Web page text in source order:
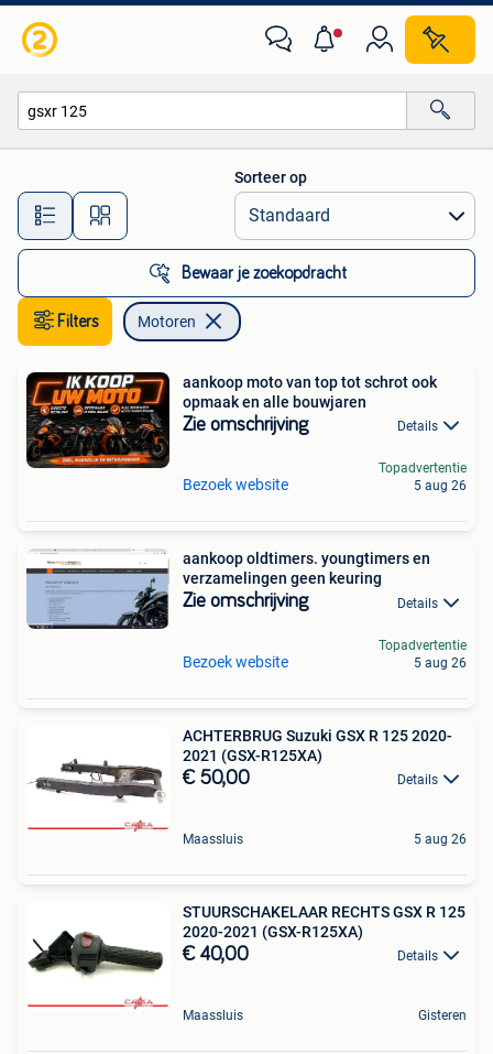
Alle afstanden…
Sorteer op
Bewaar je zoekopdracht
Filters Motoren
aankoop moto van top tot schrot ook
opmaak en alle bouwjaren
Zie omschrijving Details
Bezoek website
Topadvertentie
5 aug 26
aankoop oldtimers. youngtimers en
verzamelingen geen keuring
Zie omschrijving Details
Bezoek website
Topadvertentie
5 aug 26
ACHTERBRUG Suzuki GSX R 125 2020-
2021 (GSX-R125XA)
€ 50,00 Details
Maassluis 5 aug 26
STUURSCHAKELAAR RECHTS GSX R 125
2020-2021 (GSX-R125XA)
€ 40,00 Details
Maassluis Gisteren